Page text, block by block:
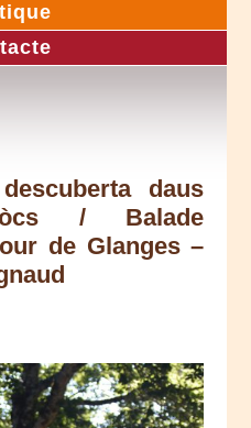
daus
/ Balade
de Glanges –